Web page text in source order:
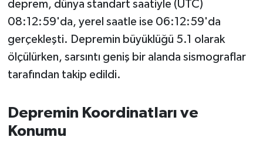
deprem, dünya standart saatiyle (UTC)
08:12:59'da, yerel saatle ise 06:12:59'da
gerçekleşti. Depremin büyüklüğü 5.1 olarak
ölçülürken, sarsıntı geniş bir alanda sismograflar
tarafından takip edildi.
Depremin Koordinatları ve
Konumu
OTOMOTİV
Resmi İlanlar
SEYAHAT